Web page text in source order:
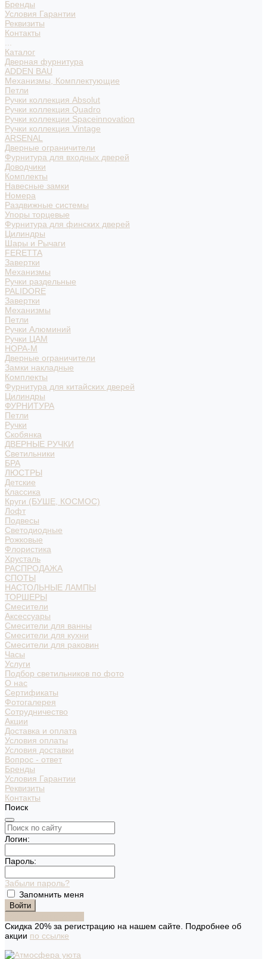
Бренды
Условия Гарантии
Реквизиты
Контакты
Каталог
Дверная фурнитура
ADDEN BAU
Механизмы, Комплектующие
Петли
Ручки коллекция Absolut
Ручки коллекция Quadro
Ручки коллекции Spaceinnovation
Ручки коллекция Vintage
ARSENAL
Дверные ограничители
Фурнитура для входных дверей
Доводчики
Комплекты
Навесные замки
Номера
Раздвижные системы
Упоры торцевые
Фурнитура для финских дверей
Цилиндры
Шары и Рычаги
FERETTA
Завертки
Механизмы
Ручки раздельные
PALIDORE
Завертки
Механизмы
Петли
Ручки Алюминий
Ручки ЦАМ
НОРА-М
Дверные ограничители
Замки накладные
Комплекты
Фурнитура для китайских дверей
Цилиндры
ФУРНИТУРА
Петли
Ручки
Скобянка
ДВЕРНЫЕ РУЧКИ
Светильники
БРА
ЛЮСТРЫ
Детские
Классика
Круги (БУШЕ, КОСМОС)
Лофт
Подвесы
Светодиодные
Рожковые
Флористика
Хрусталь
РАСПРОДАЖА
СПОТЫ
НАСТОЛЬНЫЕ ЛАМПЫ
ТОРШЕРЫ
Смесители
Аксессуары
Смесители для ванны
Смесители для кухни
Смесители для раковин
Часы
Услуги
Подбор светильников по фото
О нас
Сертификаты
Фотогалерея
Сотрудничество
Акции
Доставка и оплата
Условия оплаты
Условия доставки
Вопрос - ответ
Бренды
Условия Гарантии
Реквизиты
Контакты
Поиск
Логин:
Пароль:
Забыли пароль?
Запомнить меня
Скидка 20% за регистрацию на нашем сайте. Подробнее об
акции по ссылке